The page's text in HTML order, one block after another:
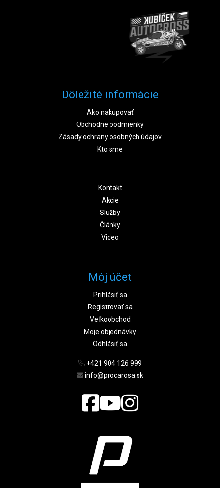
Dôležité informácie
Ako nakupovať
Obchodné podmienky
Zásady ochrany osobných údajov
Kto sme
Kontakt
Akcie
Služby
Články
Video
Môj účet
Prihlásiť sa
Registrovať sa
Veľkoobchod
Moje objednávky
Odhlásiť sa
+421 904 126 999
info@procarosa.sk